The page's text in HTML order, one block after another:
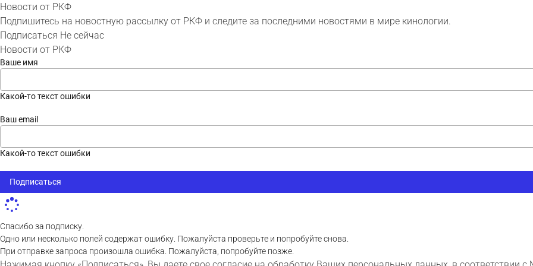
Новости от РКФ
Подпишитесь на новостную рассылку от РКФ и следите за последними новостями в мире кинологии.
Подписаться Не сейчас
Новости от РКФ
Ваше имя
Какой-то текст ошибки
Ваш email
Какой-то текст ошибки
Подписаться
Спасибо за подписку.
Одно или несколько полей содержат ошибку. Пожалуйста проверьте и попробуйте снова.
При отправке запроса произошла ошибка. Пожалуйста, попробуйте позже.